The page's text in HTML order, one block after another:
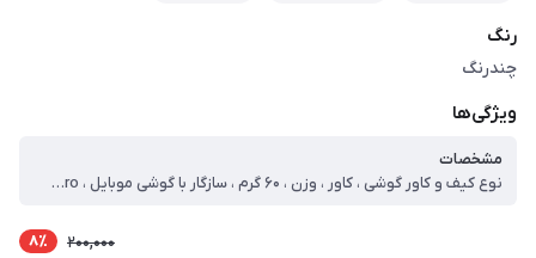
رنگ
چندرنگ
ویژگی‌ها
مشخصات
نوع کیف و کاور گوشی ، کاور ، وزن ، ۶۰ گرم ، سازگار با گوشی موبایل ، Xiaomi Mi ۱۰/۱۰ Pro ، ساختار ، مات ، سطح پوشش ، قاب پشتی ، لبه بالایی ، لبه پایینی ، لبه چپ ، لبه راست ، حفاظت از دکمه‌ها
200,000 8٪